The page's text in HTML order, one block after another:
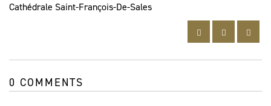
Cathédrale Saint-François-De-Sales
0 COMMENTS